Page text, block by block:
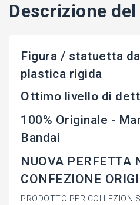
Descrizione
Figura / statuetta
plastica rigida
Ottimo livello di
100% Originale -
Bandai
NUOVA PERFETTA
CONFEZIONE
PRODOTTO PER